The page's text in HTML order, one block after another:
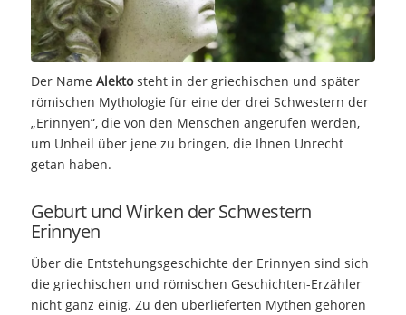
Der Name Alektosteht in der griechischen und später
römischen Mythologie für eine der drei Schwestern der
„Erinnyen“, die von den Menschen angerufen werden,
um Unheil über jene zu bringen, die Ihnen Unrecht
getan haben.
Geburt und Wirken der Schwestern
Erinnyen
Über die Entstehungsgeschichte der Erinnyen sind sich
die griechischen und römischen Geschichten-Erzähler
nicht ganz einig. Zu den überlieferten Mythen gehören